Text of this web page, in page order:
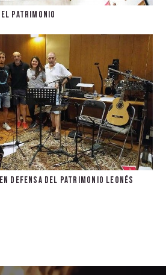
patrimonio
defensa del patrimonio leonés